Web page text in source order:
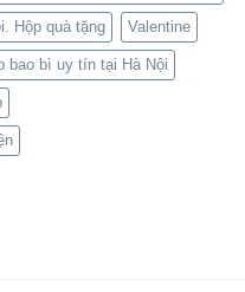
Hộp quà tặng Valentine
bao bì uy tín tại Hà Nội